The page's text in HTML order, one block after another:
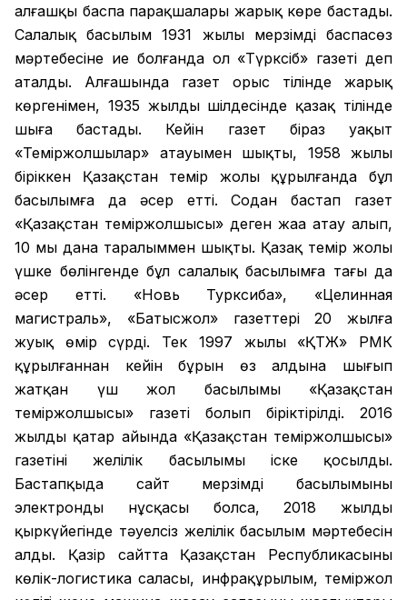
алғашқы баспа парақшалары жарық көре бастады.
Салалық басылым 1931 жылы мерзімді баспасөз
мәртебесіне ие болғанда ол «Түрксіб» газеті деп
аталды. Алғашында газет орыс тілінде жарық
көргенімен, 1935 жылдың шілдесінде қазақ тілінде
шыға бастады. Кейін газет біраз уақыт
«Теміржолшылар» атауымен шықты, 1958 жылы
біріккен Қазақстан темір жолы құрылғанда бұл
басылымға да әсер етті. Содан бастап газет
«Қазақстан теміржолшысы» деген жаңа атау алып,
10 мың дана таралыммен шықты. Қазақ темір жолы
үшке бөлінгенде бұл салалық басылымға тағы да
әсер етті. «Новь Турксиба», «Целинная
магистраль», «Батысжол» газеттері 20 жылға
жуық өмір сүрді. Тек 1997 жылы «ҚТЖ» РМК
құрылғаннан кейін бұрын өз алдына шығып
жатқан үш жол басылымы «Қазақстан
теміржолшысы» газеті болып біріктірілді. 2016
жылдың қаңтар айында «Қазақстан теміржолшысы»
газетінің желілік басылымы іске қосылды.
Бастапқыда сайт мерзімді басылымының
электронды нұсқасы болса, 2018 жылдың
қыркүйегінде тәуелсіз желілік басылым мәртебесін
алды. Қазір сайтта Қазақстан Республикасының
көлік-логистика саласы, инфрақұрылым, теміржол